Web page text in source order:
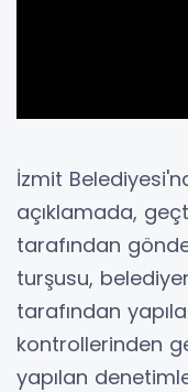
İzmit
açıklamada,
tarafından
turşusu,
tarafından
kontrollerinden
yapılan